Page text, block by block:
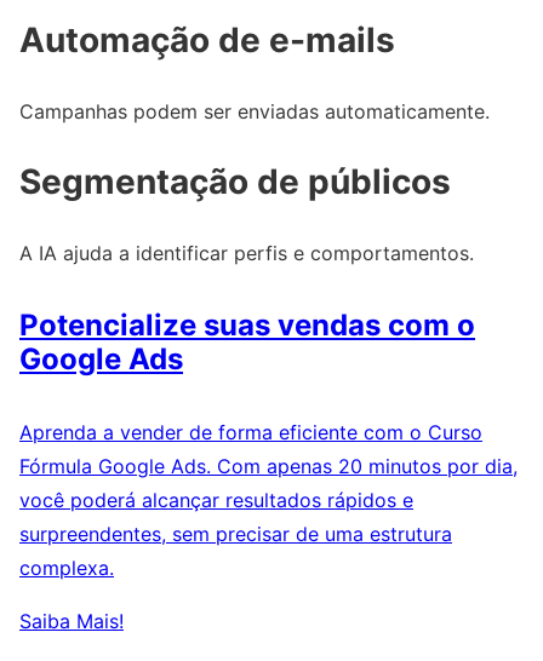
Automação de e-mails
Campanhas podem ser enviadas automaticamente.
Segmentação de públicos
A IA ajuda a identificar perfis e comportamentos.
Potencialize suas vendas com o
Google Ads
Aprenda a vender de forma eficiente com o Curso
Fórmula Google Ads. Com apenas 20 minutos por dia,
você poderá alcançar resultados rápidos e
surpreendentes, sem precisar de uma estrutura
complexa.
Saiba Mais!